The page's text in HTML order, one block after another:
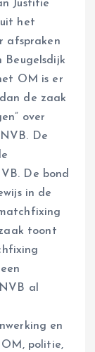
Justitie
het
afspraken
Beugelsdijk
OM is er
de zaak
over
De
De bond
in de
toont
al
en
politie,